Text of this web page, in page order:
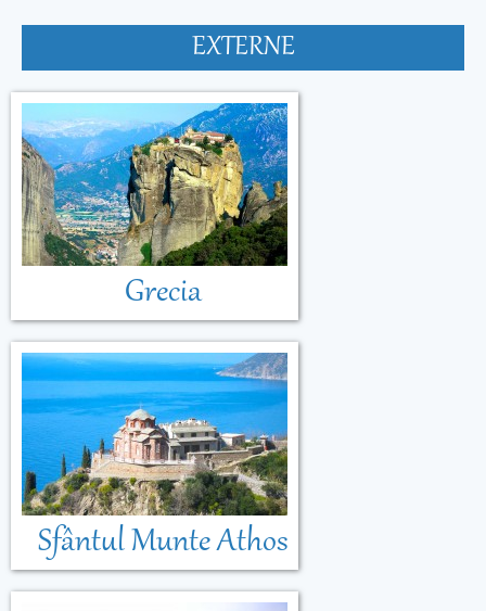
EXTERNE
Grecia
Sfântul Munte Athos